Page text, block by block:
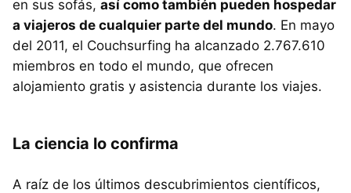
en sus sofás, así como también pueden hospedar
a viajeros de cualquier parte del mundo. En mayo
del 2011, el Couchsurfing ha alcanzado 2.767.610
miembros en todo el mundo, que ofrecen
alojamiento gratis y asistencia durante los viajes.
La ciencia lo confirma
A raíz de los últimos descubrimientos científicos,